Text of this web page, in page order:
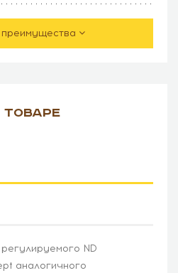
ND
аналогичного